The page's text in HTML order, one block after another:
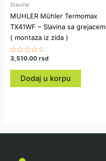
Slavine
MUHLER Mühler Termomax
TX41WF – Slavina sa grejacem
( montaza iz zida )
Ocenjeno
0
3,510.00rsd
Dodaj u korpu